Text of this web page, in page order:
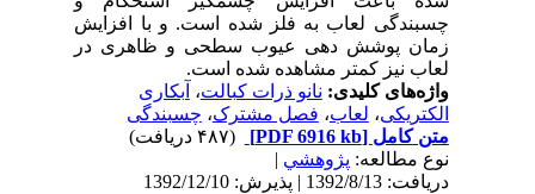
چسبندگی لعاب به فلز شده است. و با افزایش
زمان پوشش دهی عیوب سطحی و ظاهری در
لعاب نیز کمتر مشاهده شده است.
واژه‌های کلیدی:نانو ذرات کبالت،آبکاری
الکتریکی،لعاب،فصل مشترک،چسبندگی
متن کامل[PDF 6916 kb]
نوع مطالعه:پژوهشي|
دریافت: 1392/8/13 | پذیرش: 1392/12/10